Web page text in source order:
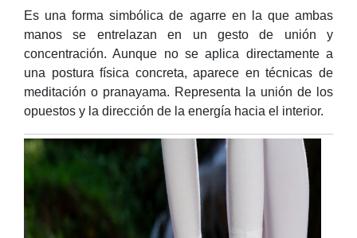
Es una forma simbólica de agarre en la que ambas
manos se entrelazan en un gesto de unión y
concentración. Aunque no se aplica directamente a
una postura física concreta, aparece en técnicas de
meditación o pranayama. Representa la unión de los
opuestos y la dirección de la energía hacia el interior.